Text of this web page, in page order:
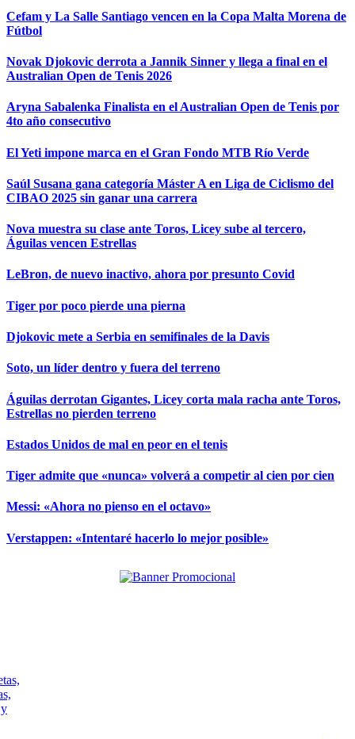
Cefam y La Salle Santiago vencen en la Copa Malta Morena de
Fútbol
Novak Djokovic derrota a Jannik Sinner y llega a final en el
Australian Open de Tenis 2026
Aryna Sabalenka Finalista en el Australian Open de Tenis por
4to año consecutivo
El Yeti impone marca en el Gran Fondo MTB Río Verde
Saúl Susana gana categoría Máster A en Liga de Ciclismo del
CIBAO 2025 sin ganar una carrera
Nova muestra su clase ante Toros, Licey sube al tercero,
Águilas vencen Estrellas
LeBron, de nuevo inactivo, ahora por presunto Covid
Tiger por poco pierde una pierna
Djokovic mete a Serbia en semifinales de la Davis
Soto, un líder dentro y fuera del terreno
Águilas derrotan Gigantes, Licey corta mala racha ante Toros,
Estrellas no pierden terreno
Estados Unidos de mal en peor en el tenis
Tiger admite que «nunca» volverá a competir al cien por cien
Messi: «Ahora no pienso en el octavo»
Verstappen: «Intentaré hacerlo lo mejor posible»